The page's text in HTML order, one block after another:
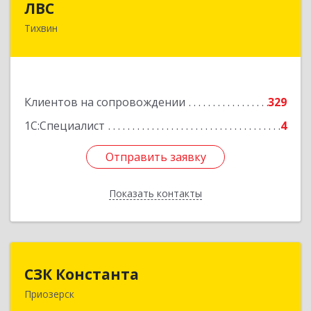
ЛВС
Тихвин
Клиентов на сопровождении
329
1С:Специалист
4
Отправить заявку
Показать контакты
187553, Ленинградская обл, Тихвинский р-н,
Подробнее
Отправить заявку
Назад
СЗК Константа
Приозерск188760, Ленинградская обл, Приозерск г,